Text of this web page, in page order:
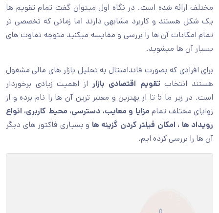
مختلف ارائه شده است. در نگاه اول میتوان گفت تمام تقویم ها
یک شکل هستند و کاربرد مشابهی دارند اما زمانی که تخصصی تر
تمام امکانات آن ها را بررسی و مقایسه میکنید متوجه تفاوت های
بسیار آن ها میشوید.
برای افرادی که بصورت فاندامنتال به تحلیل بازار های مالی مشغول
هستند انتخاب تقویم اقتصادی بازار از اهمیت زیادی برخوردار
است. در زیر ما 5 تا از بهترین و معتبر ترین آن ها را نام برده و از
زوایای مختلف تمام مزایا و معایب، دسترسی، محیط کاربری، انواع
رویداد ها ، امکان فیلتر کردن گزینه ها و بسیاری فاکتور های دیگر
آن ها را بررسی کرده ایم.